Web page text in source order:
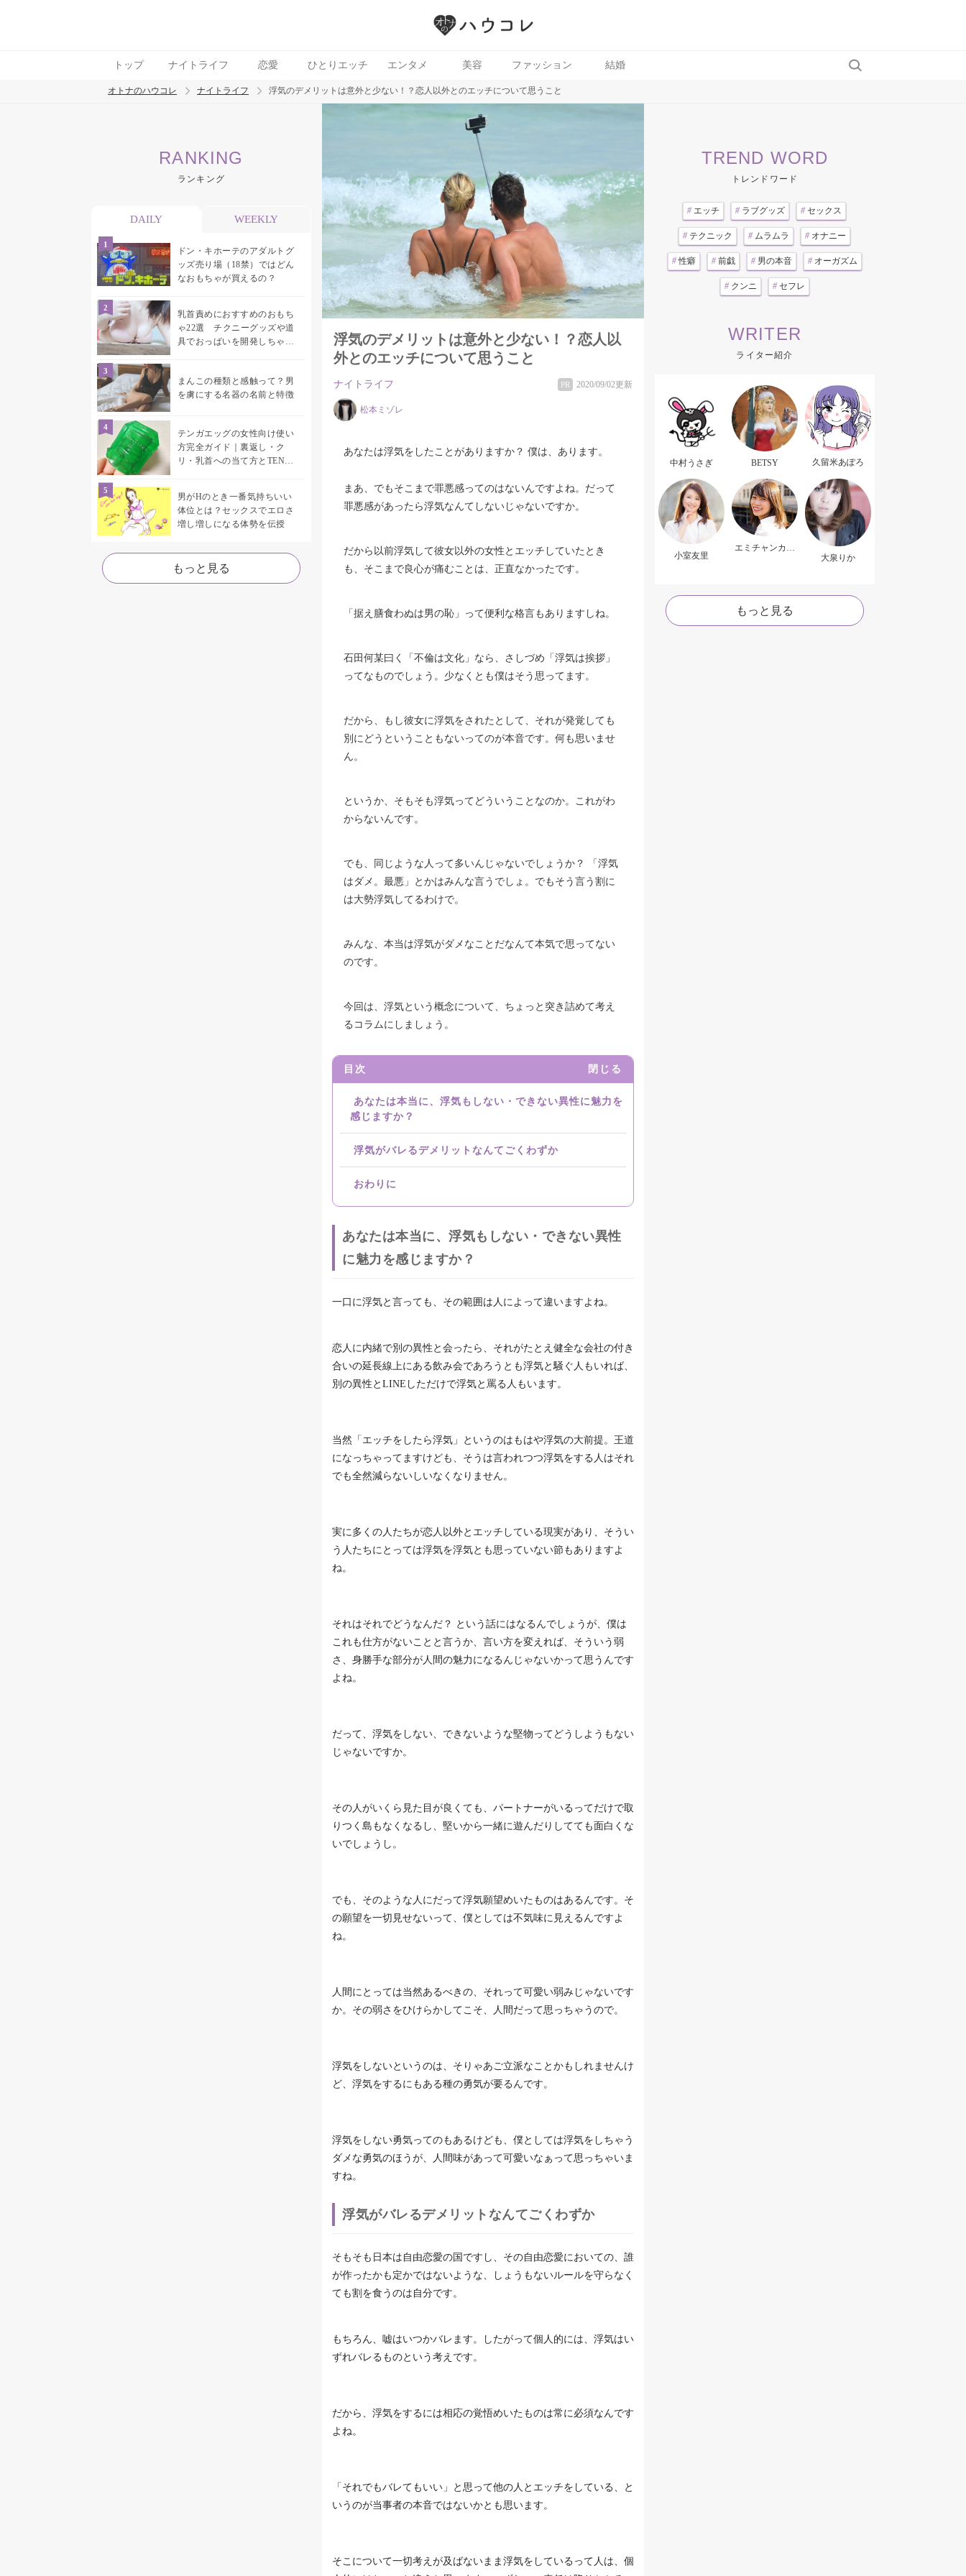
トップ ナイトライフ 恋愛 ひとりエッチ エンタメ 美容 ファッション 結婚
トレンド ワード
オトナのハウコレ ナイトライフ 浮気のデメリットは意外と少ない！？恋人以外とのエッチについて思うこと
RANKING
ランキング
DAILY WEEKLY
ドン・キホーテのアダルトグ
ッズ売り場（18禁）ではどん
なおもちゃが買えるの？
乳首責めにおすすめのおもち
ゃ22選 チクニーグッズや道
具でおっぱいを開発しちゃお
まんこの種類と感触って？男
を虜にする名器の名前と特徴
テンガエッグの女性向け使い
方完全ガイド｜裏返し・ク
リ・乳首への当て方とTENGA
男がHのとき一番気持ちいい
体位とは？セックスでエロさ
増し増しになる体勢を伝授
もっと見る
浮気のデメリットは意外と少ない！？恋人以
外とのエッチについて思うこと
ナイトライフ PR 2020/09/02更新
松本ミゾレ
あなたは浮気をしたことがありますか？ 僕は、あります。
まあ、でもそこまで罪悪感ってのはないんですよね。だって
罪悪感があったら浮気なんてしないじゃないですか。
だから以前浮気して彼女以外の女性とエッチしていたとき
も、そこまで良心が痛むことは、正直なかったです。
「据え膳食わぬは男の恥」って便利な格言もありますしね。
石田何某曰く「不倫は文化」なら、さしづめ「浮気は挨拶」
ってなものでしょう。少なくとも僕はそう思ってます。
だから、もし彼女に浮気をされたとして、それが発覚しても
別にどうということもないってのが本音です。何も思いませ
ん。
というか、そもそも浮気ってどういうことなのか。これがわ
からないんです。
でも、同じような人って多いんじゃないでしょうか？ 「浮気
はダメ。最悪」とかはみんな言うでしょ。でもそう言う割に
は大勢浮気してるわけで。
みんな、本当は浮気がダメなことだなんて本気で思ってない
のです。
今回は、浮気という概念について、ちょっと突き詰めて考え
るコラムにしましょう。
目次 閉じる
あなたは本当に、浮気もしない・できない異性に魅力を
感じますか？
浮気がバレるデメリットなんてごくわずか
おわりに
あなたは本当に、浮気もしない・できない異性
に魅力を感じますか？
一口に浮気と言っても、その範囲は人によって違いますよね。
恋人に内緒で別の異性と会ったら、それがたとえ健全な会社の付き
合いの延長線上にある飲み会であろうとも浮気と騒ぐ人もいれば、
別の異性とLINEしただけで浮気と罵る人もいます。
当然「エッチをしたら浮気」というのはもはや浮気の大前提。王道
になっちゃってますけども、そうは言われつつ浮気をする人はそれ
でも全然減らないしいなくなりません。
実に多くの人たちが恋人以外とエッチしている現実があり、そうい
う人たちにとっては浮気を浮気とも思っていない節もありますよ
ね。
それはそれでどうなんだ？ という話にはなるんでしょうが、僕は
これも仕方がないことと言うか、言い方を変えれば、そういう弱
さ、身勝手な部分が人間の魅力になるんじゃないかって思うんです
よね。
だって、浮気をしない、できないような堅物ってどうしようもない
じゃないですか。
その人がいくら見た目が良くても、パートナーがいるってだけで取
りつく島もなくなるし、堅いから一緒に遊んだりしてても面白くな
いでしょうし。
でも、そのような人にだって浮気願望めいたものはあるんです。そ
の願望を一切見せないって、僕としては不気味に見えるんですよ
ね。
人間にとっては当然あるべきの、それって可愛い弱みじゃないです
か。その弱さをひけらかしてこそ、人間だって思っちゃうので。
浮気をしないというのは、そりゃあご立派なことかもしれませんけ
ど、浮気をするにもある種の勇気が要るんです。
浮気をしない勇気ってのもあるけども、僕としては浮気をしちゃう
ダメな勇気のほうが、人間味があって可愛いなぁって思っちゃいま
すね。
浮気がバレるデメリットなんてごくわずか
そもそも日本は自由恋愛の国ですし、その自由恋愛においての、誰
が作ったかも定かではないような、しょうもないルールを守らなく
ても割を食うのは自分です。
もちろん、嘘はいつかバレます。したがって個人的には、浮気はい
ずれバレるものという考えです。
だから、浮気をするには相応の覚悟めいたものは常に必須なんです
よね。
「それでもバレてもいい」と思って他の人とエッチをしている、と
いうのが当事者の本音ではないかとも思います。
そこについて一切考えが及ばないまま浮気をしているって人は、個
TREND WORD
トレンドワード
# エッチ # ラブグッズ # セックス
# テクニック # ムラムラ # オナニー
# 性癖 # 前戯 # 男の本音 # オーガズム
# クンニ # セフレ
WRITER
ライター紹介
中村うさぎ BETSY 久留米あぽろ
小室友里
エミチャンカパ
大泉りか
もっと見る